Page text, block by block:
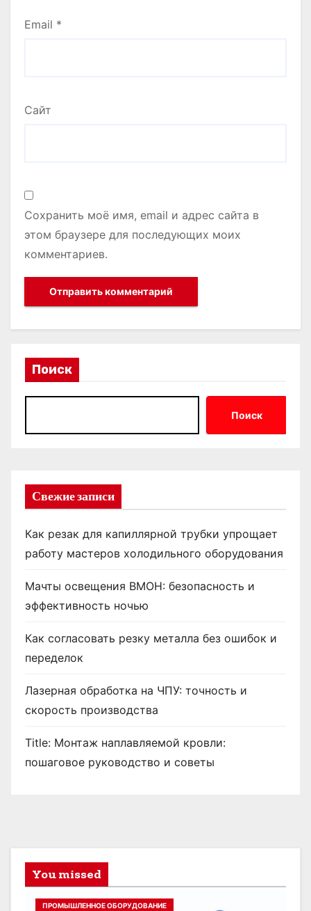
Email *
Сайт
Сохранить моё имя, email и адрес сайта в
этом браузере для последующих моих
комментариев.
Поиск
Поиск
Свежие записи
Как резак для капиллярной трубки упрощает
работу мастеров холодильного оборудования
Мачты освещения ВМОН: безопасность и
эффективность ночью
Как согласовать резку металла без ошибок и
переделок
Лазерная обработка на ЧПУ: точность и
скорость производства
Title: Монтаж наплавляемой кровли:
пошаговое руководство и советы
You missed
ПРОМЫШЛЕННОЕ ОБОРУДОВАНИЕ